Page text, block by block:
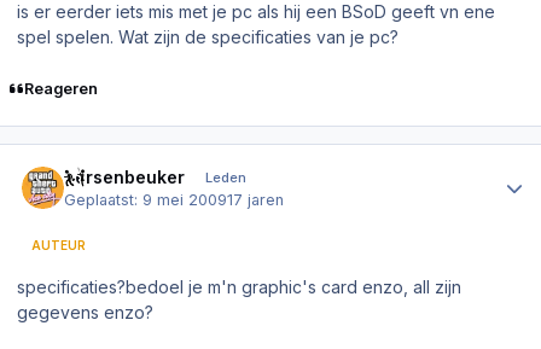
is er eerder iets mis met je pc als hij een BSoD geeft vn ene
spel spelen. Wat zijn de specificaties van je pc?
Reageren
hersenbeuker Leden
Geplaatst: 9 mei 200917 jaren
AUTEUR
specificaties?bedoel je m'n graphic's card enzo, all zijn
gegevens enzo?